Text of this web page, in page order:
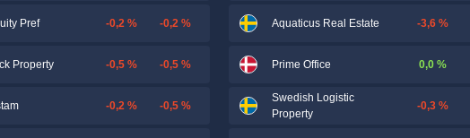
Pref -0,2 % -0,2 %
Property -0,5 % -0,5 %
-0,2 % -0,5 %
Aquaticus Real Estate -3,6 %
Prime Office 0,0 %
Swedish Logistic
Property
-0,3 %